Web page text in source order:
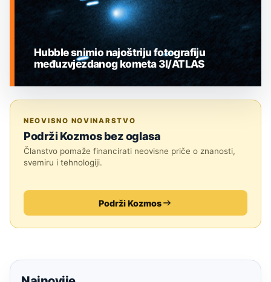
Hubble snimio najoštriju fotografiju
međuzvjezdanog kometa 3I/ATLAS
NEOVISNO NOVINARSTVO
Podrži Kozmos bez oglasa
Članstvo pomaže financirati neovisne priče o znanosti,
svemiru i tehnologiji.
Podrži Kozmos